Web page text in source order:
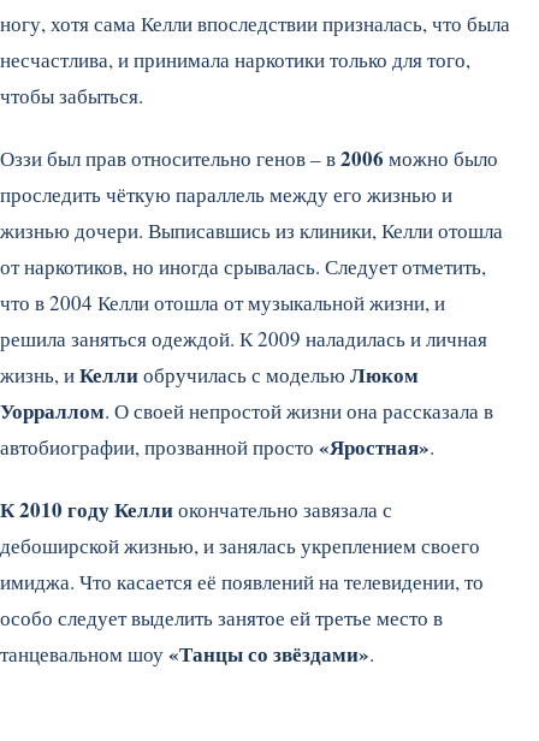
ногу, хотя сама Келли впоследствии призналась, что была
несчастлива, и принимала наркотики только для того,
чтобы забыться.
Оззи был прав относительно генов – в2006 можно было
проследить чёткую параллель между его жизнью и
жизнью дочери. Выписавшись из клиники, Келли отошла
от наркотиков, но иногда срывалась. Следует отметить,
что в 2004 Келли отошла от музыкальной жизни, и
решила заняться одеждой. К 2009 наладилась и личная
жизнь, иКеллиобручилась с моделью Люком
Уорраллом. О своей непростой жизни она рассказала в
автобиографии, прозванной просто «Яростная».
К 2010 году Келлиокончательно завязала с
дебоширской жизнью, и занялась укреплением своего
имиджа. Что касается её появлений на телевидении, то
особо следует выделить занятое ей третье место в
танцевальном шоу«Танцы со звёздами».